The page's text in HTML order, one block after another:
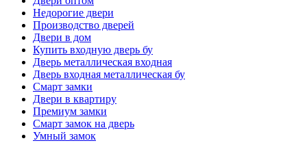
Недорогие двери
Производство дверей
Двери в дом
Купить входную дверь бу
Дверь металлическая входная
Дверь входная металлическая бу
Смарт замки
Двери в квартиру
Премиум замки
Смарт замок на дверь
Умный замок